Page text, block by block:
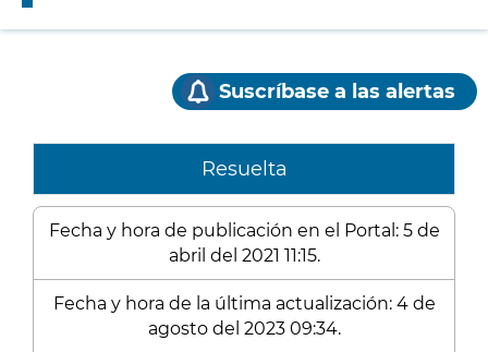
Suscríbase a las alertas
Resuelta
Fecha y hora de publicación en el Portal: 5 de
abril del 2021 11:15.
Fecha y hora de la última actualización: 4 de
agosto del 2023 09:34.